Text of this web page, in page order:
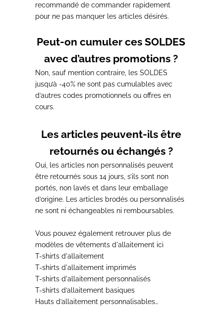
recommandé de commander rapidement
pour ne pas manquer les articles désirés.
Peut-on cumuler ces SOLDES
avec d’autres promotions ?
Non, sauf mention contraire, les SOLDES
jusqu’à -40% ne sont pas cumulables avec
d’autres codes promotionnels ou offres en
cours.
Les articles peuvent-ils être
retournés ou échangés ?
Oui, les articles non personnalisés peuvent
être retournés sous 14 jours, s’ils sont non
portés, non lavés et dans leur emballage
d’origine. Les articles brodés ou personnalisés
ne sont ni échangeables ni remboursables.
Vous pouvez également retrouver plus de
modèles de vêtements d'allaitement ici
T-shirts d'allaitement
T-shirts d'allaitement imprimés
T-shirts d'allaitement personnalisés
T-shirts d’allaitement basiques
Hauts d’allaitement personnalisables